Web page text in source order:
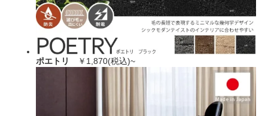
ポエトリ ￥1,870(税込)~